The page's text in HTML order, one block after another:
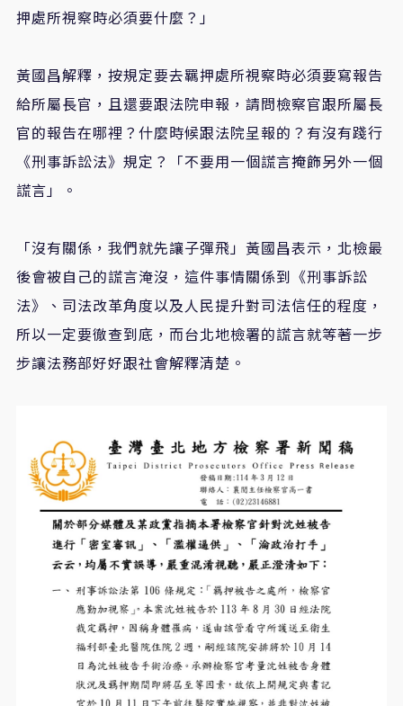
押處所視察時必須要什麼？」
黃國昌解釋，按規定要去羈押處所視察時必須要寫報告
給所屬長官，且還要跟法院申報，請問檢察官跟所屬長
官的報告在哪裡？什麼時候跟法院呈報的？有沒有踐行
《刑事訴訟法》規定？「不要用一個謊言掩飾另外一個
謊言」。
「沒有關係，我們就先讓子彈飛」黃國昌表示，北檢最
後會被自己的謊言淹沒，這件事情關係到《刑事訴訟
法》、司法改革角度以及人民提升對司法信任的程度，
所以一定要徹查到底，而台北地檢署的謊言就等著一步
步讓法務部好好跟社會解釋清楚。